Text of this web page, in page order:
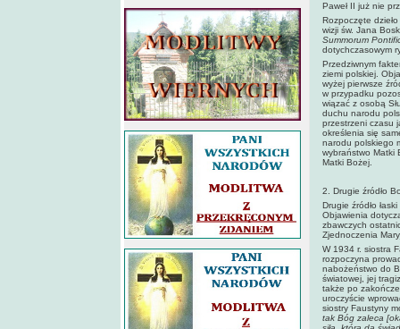
Paweł II już nie
Rozpoczęte
wizji św. Jana
Summorum
dotychczasowym
Przedziwnym
ziemi polskiej.
wyżej pierwsze
w przypadku
wiązać z osobą
duchu narodu
przestrzeni czasu
określenia się
narodu polskiego
wybraństwo Matki
Matki Bożej.
2. Drugie źródło
Drugie źródło
Objawienia
zbawczych
Zjednoczenia
W 1934 r. siostra
rozpoczyna
nabożeństwo do
światowej, jej
także po
uroczyście
siostry Faustyny
tak Bóg zaleca